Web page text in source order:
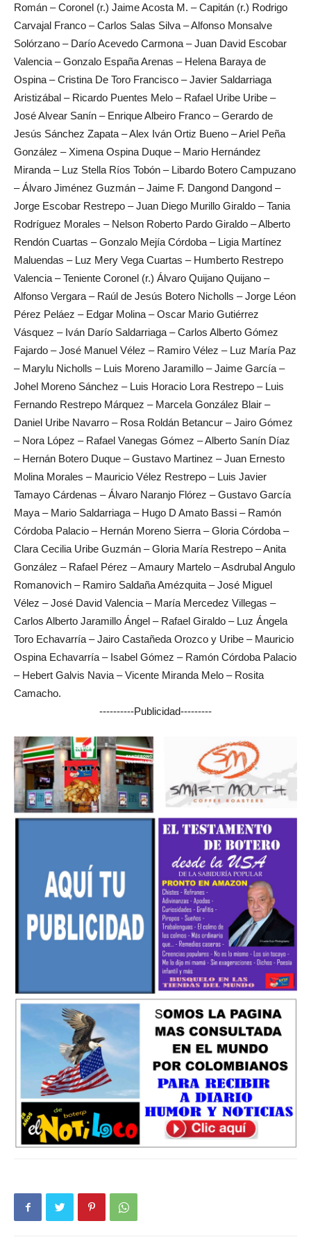
Román – Coronel (r.) Jaime Acosta M. – Capitán (r.) Rodrigo
Carvajal Franco – Carlos Salas Silva – Alfonso Monsalve
Solórzano – Darío Acevedo Carmona – Juan David Escobar
Valencia – Gonzalo España Arenas – Helena Baraya de
Ospina – Cristina De Toro Francisco – Javier Saldarriaga
Aristizábal – Ricardo Puentes Melo – Rafael Uribe Uribe –
José Alvear Sanín – Enrique Albeiro Franco – Gerardo de
Jesús Sánchez Zapata – Alex Iván Ortiz Bueno – Ariel Peña
González – Ximena Ospina Duque – Mario Hernández
Miranda – Luz Stella Ríos Tobón – Libardo Botero Campuzano
– Álvaro Jiménez Guzmán – Jaime F. Dangond Dangond –
Jorge Escobar Restrepo – Juan Diego Murillo Giraldo – Tania
Rodríguez Morales – Nelson Roberto Pardo Giraldo – Alberto
Rendón Cuartas – Gonzalo Mejía Córdoba – Ligia Martínez
Maluendas – Luz Mery Vega Cuartas – Humberto Restrepo
Valencia – Teniente Coronel (r.) Álvaro Quijano Quijano –
Alfonso Vergara – Raúl de Jesús Botero Nicholls – Jorge Léon
Pérez Peláez – Edgar Molina – Oscar Mario Gutiérrez
Vásquez – Iván Darío Saldarriaga – Carlos Alberto Gómez
Fajardo – José Manuel Vélez – Ramiro Vélez – Luz María Paz
– Marylu Nicholls – Luis Moreno Jaramillo – Jaime García –
Johel Moreno Sánchez – Luis Horacio Lora Restrepo – Luis
Fernando Restrepo Márquez – Marcela González Blair –
Daniel Uribe Navarro – Rosa Roldán Betancur – Jairo Gómez
– Nora López – Rafael Vanegas Gómez – Alberto Sanín Díaz
– Hernán Botero Duque – Gustavo Martinez – Juan Ernesto
Molina Morales – Mauricio Vélez Restrepo – Luis Javier
Tamayo Cárdenas – Álvaro Naranjo Flórez – Gustavo García
Maya – Mario Saldarriaga – Hugo D Amato Bassi – Ramón
Córdoba Palacio – Hernán Moreno Sierra – Gloria Córdoba –
Clara Cecilia Uribe Guzmán – Gloria María Restrepo – Anita
González – Rafael Pérez – Amaury Martelo – Asdrubal Angulo
Romanovich – Ramiro Saldaña Amézquita – José Miguel
Vélez – José David Valencia – María Mercedez Villegas –
Carlos Alberto Jaramillo Ángel – Rafael Giraldo – Luz Ángela
Toro Echavarría – Jairo Castañeda Orozco y Uribe – Mauricio
Ospina Echavarría – Isabel Gómez – Ramón Córdoba Palacio
– Hebert Galvis Navia – Vicente Miranda Melo – Rosita
Camacho.
----------Publicidad---------